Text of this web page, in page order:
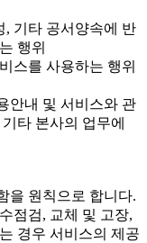
, 기타 공서양속에 반
행위
스를 사용하는 행위
안내 및 서비스와 관
타 본사의 업무에
을 원칙으로 합니다.
점검, 교체 및 고장,
경우 서비스의 제공